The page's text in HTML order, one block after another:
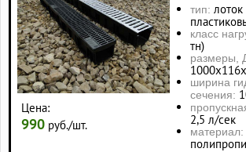
Цена:
990 руб./шт.
тип:
класс
тн)
размеры,
ширина
сечения:
2,5 л/сек
материал: